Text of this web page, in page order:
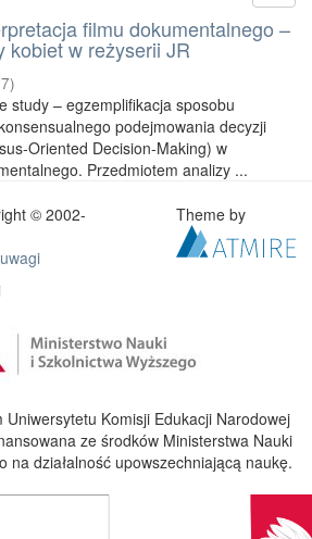
filmu dokumentalnego –
kobiet w reżyserii JR
)
study – egzemplifikacja sposobu
podejmowania decyzji
Oriented Decision-Making) w
Przedmiotem analizy ...
© 2002-
Theme by
Uniwersytetu Komisji Edukacji Narodowej
ze środków Ministerstwa Nauki
na działalność upowszechniającą naukę.